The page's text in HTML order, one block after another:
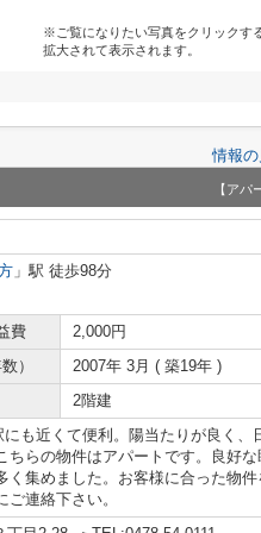
※ご覧になりたい写真をクリックす
拡大されて表示されます。
情報
【アパ
」駅 徒歩98分
費
2,000円
）
2007年 3月 ( 築19年 )
2階建
も近くて便利。陽当たりが良く、
ちらの物件はアパートです。良好な
集めました。お客様に合った物件
連絡下さい。